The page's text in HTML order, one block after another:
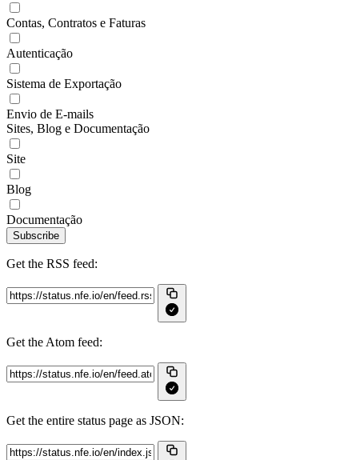
Contas, Contratos e Faturas
Autenticação
Sistema de Exportação
Envio de E-mails
Sites, Blog e Documentação
Site
Blog
Documentação
Subscribe
Get the RSS feed:
Get the Atom feed:
Get the entire status page as JSON: